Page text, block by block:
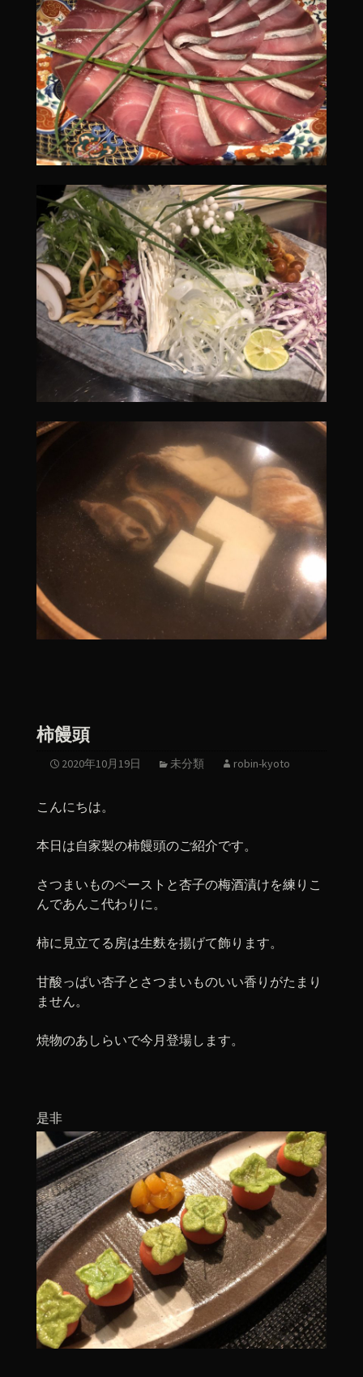
柿饅頭
2020年10月19日 未分類 robin-kyoto
こんにちは。
本日は自家製の柿饅頭のご紹介です。
さつまいものペーストと杏子の梅酒漬けを練りこ
んであんこ代わりに。
柿に見立てる房は生麩を揚げて飾ります。
甘酸っぱい杏子とさつまいものいい香りがたまり
ません。
焼物のあしらいで今月登場します。
是非